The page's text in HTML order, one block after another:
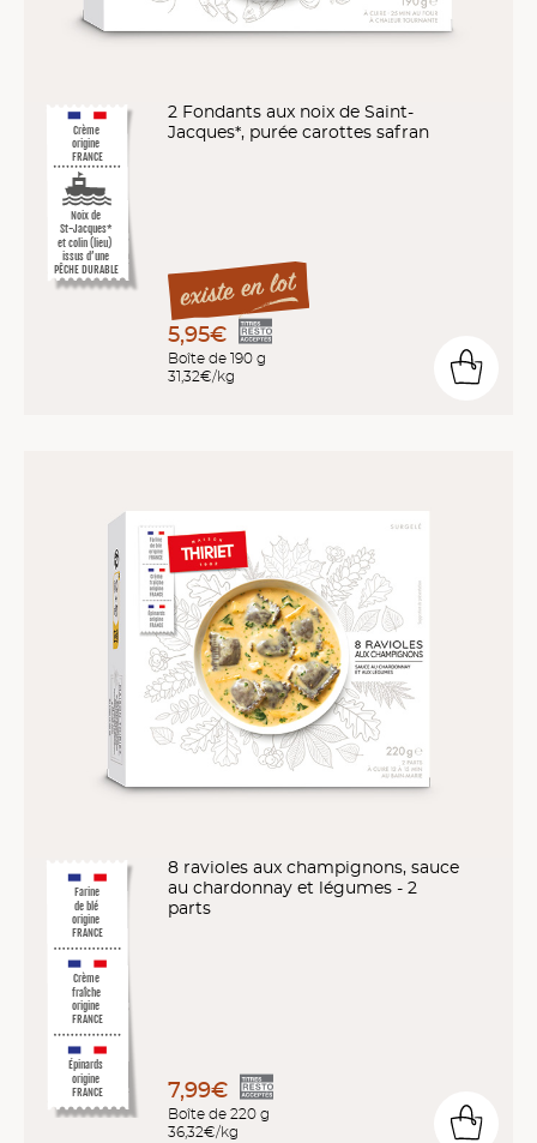
Crème
origine
FRANCE
Noix de
St-Jacques*
et colin (lieu)
issus d’une
PÊCHE DURABLE
2 Fondants aux noix de Saint-
Jacques*, purée carottes safran
5,95€
Boîte de 190 g
31,32€/kg
Farine
de blé
origine
FRANCE
Crème
fraîche
origine
FRANCE
Épinards
origine
FRANCE
8 ravioles aux champignons, sauce
au chardonnay et légumes - 2
parts
7,99€
Boîte de 220 g
36,32€/kg